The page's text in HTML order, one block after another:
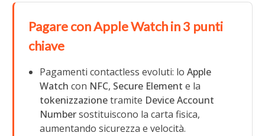
Pagare con Apple Watch in 3 punti
chiave
Pagamenti contactless evoluti: loApple
Watch con NFC, Secure Element e la
tokenizzazionetramite Device Account
Numbersostituiscono la carta fisica,
aumentando sicurezza e velocità.